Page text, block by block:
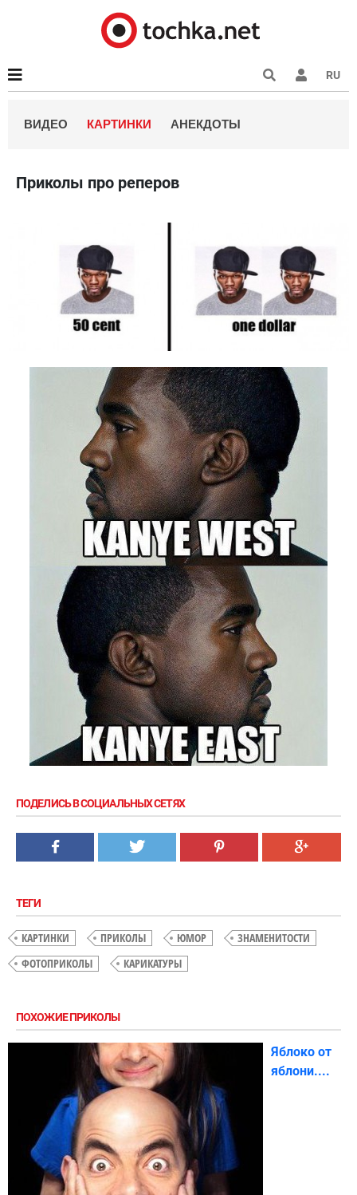
RU
ВИДЕО КАРТИНКИ АНЕКДОТЫ
Приколы про реперов
ПОДЕЛИСЬ В СОЦИАЛЬНЫХ СЕТЯХ
ТЕГИ
КАРТИНКИ ПРИКОЛЫ ЮМОР
ЗНАМЕНИТОСТИ
ФОТОПРИКОЛЫ
КАРИКАТУРЫ
ПОХОЖИЕ ПРИКОЛЫ
Яблоко от
яблони....